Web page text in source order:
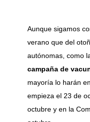
Aunque sigamos
verano que del
autónomas, como
campaña de
mayoría lo harán
empieza el 23 de
octubre y en la